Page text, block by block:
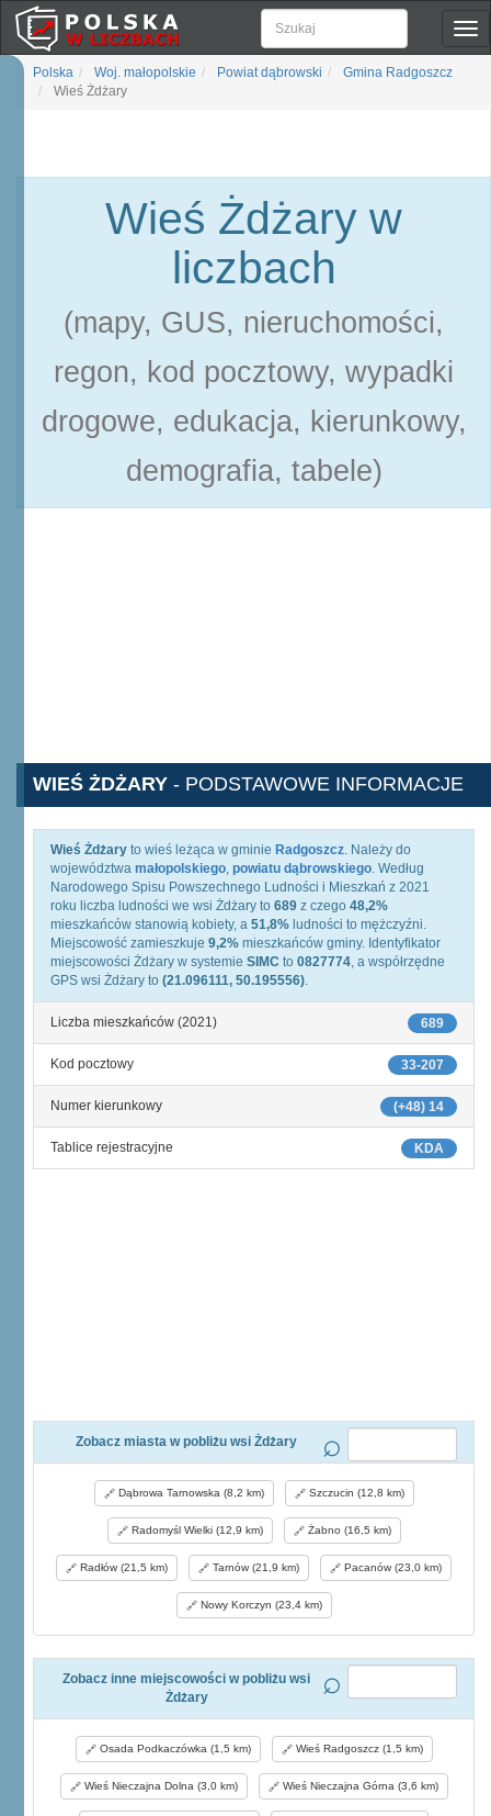
Polska Woj. małopolskie Powiat dąbrowski
Gmina Radgoszcz
Wieś Żdżary
Wieś Żdżary w
liczbach
(mapy, GUS, nieruchomości,
regon, kod pocztowy, wypadki
drogowe, edukacja, kierunkowy,
demografia, tabele)
WIEŚ ŻDŻARY - PODSTAWOWE INFORMACJE
Wieś Żdżary to wieś leżąca w gminie Radgoszcz. Należy do
województwa małopolskiego, powiatu dąbrowskiego. Według
Narodowego Spisu Powszechnego Ludności i Mieszkań z 2021
roku liczba ludności we wsi Żdżary to 689 z czego 48,2%
mieszkańców stanowią kobiety, a 51,8% ludności to mężczyźni.
Miejscowość zamieszkuje 9,2% mieszkańców gminy. Identyfikator
miejscowości Żdżary w systemie SIMC to 0827774, a współrzędne
GPS wsi Żdżary to (21.096111, 50.195556).
689
Liczba mieszkańców (2021)
33-207
Kod pocztowy
(+48) 14
Numer kierunkowy
KDA
Tablice rejestracyjne
Zobacz miasta w pobliżu wsi Żdżary
Dąbrowa Tarnowska (8,2 km) Szczucin (12,8 km)
Radomyśl Wielki (12,9 km) Żabno (16,5 km)
Radłów (21,5 km) Tarnów (21,9 km) Pacanów (23,0 km)
Nowy Korczyn (23,4 km)
Zobacz inne miejscowości w pobliżu wsi
Żdżary
Osada Podkaczówka (1,5 km) Wieś Radgoszcz (1,5 km)
Wieś Nieczajna Dolna (3,0 km) Wieś Nieczajna Górna (3,6 km)